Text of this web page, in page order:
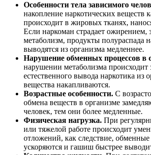
Особенности тела зависимого
накопление наркотических веществ
происходит в жировых тканях,
Если наркоман страдает ожирением,
метаболизм, продукты полураспада
выводятся из организма медленнее.
Нарушение обменных процессов в
нарушении метаболизма происходит
естественного вывода наркотика из
вещества накапливаются.
Возрастные особенности. С
обмена веществ в организме
человек, тем они более медленные.
Физическая нагрузка. При
или тяжелой работе происходит
отложений, как следствие,
ускоряются и гашиш быстрее